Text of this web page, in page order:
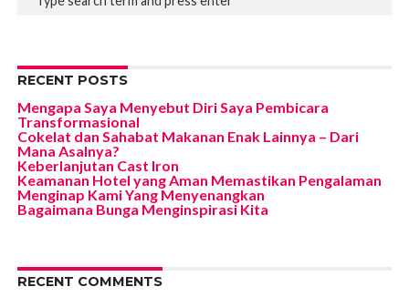
RECENT POSTS
Mengapa Saya Menyebut Diri Saya Pembicara
Transformasional
Cokelat dan Sahabat Makanan Enak Lainnya – Dari
Mana Asalnya?
Keberlanjutan Cast Iron
Keamanan Hotel yang Aman Memastikan Pengalaman
Menginap Kami Yang Menyenangkan
Bagaimana Bunga Menginspirasi Kita
RECENT COMMENTS